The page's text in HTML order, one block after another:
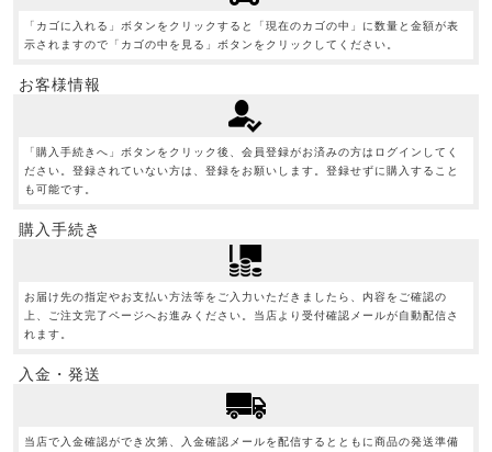
「カゴに入れる」ボタンをクリックすると「現在のカゴの中」に数量と金額が表
示されますので「カゴの中を見る」ボタンをクリックしてください。
お客様情報
「購入手続きへ」ボタンをクリック後、会員登録がお済みの方はログインしてく
ださい。登録されていない方は、登録をお願いします。登録せずに購入すること
も可能です。
購入手続き
お届け先の指定やお支払い方法等をご入力いただきましたら、内容をご確認の
上、ご注文完了ページへお進みください。当店より受付確認メールが自動配信さ
れます。
入金・発送
当店で入金確認ができ次第、入金確認メールを配信するとともに商品の発送準備